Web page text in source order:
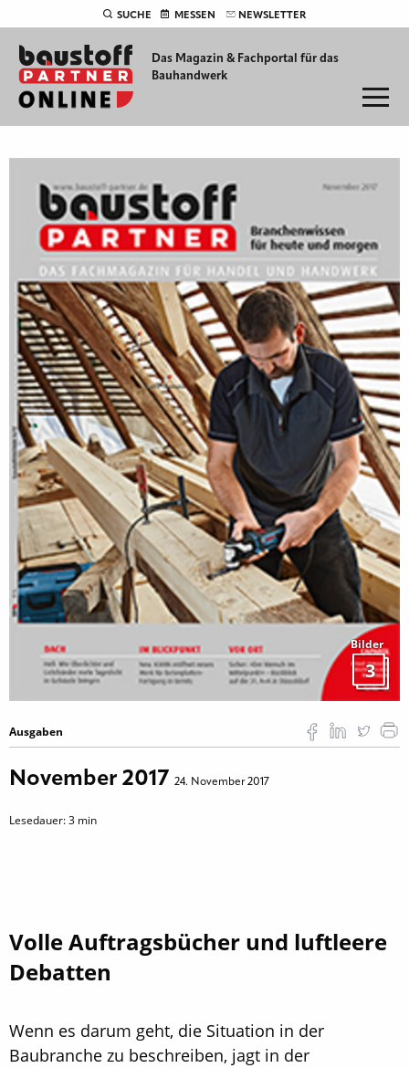
SUCHE MESSEN NEWSLETTER
Das Magazin & Fachportal für das
Bauhandwerk
Bilder
3
Ausgaben
November 2017 24. November 2017
Lesedauer:3 min
Volle Auftragsbücher und luftleere
Debatten
Wenn es darum geht, die Situation in der
Baubranche zu beschreiben, jagt in der